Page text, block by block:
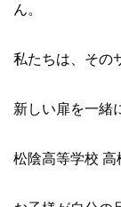
ん。
私たちは、その
新しい扉を一緒
松陰高等学校 高